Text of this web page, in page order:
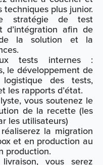
plus junior.
stratégie de test
d’intégration afin de
la solution et la
tests internes :
le développement de
des tests,
les rapports d’état.
vous soutenez le
de la recette (les
les utilisateurs)
la migration
et en production au
production.
vous serez